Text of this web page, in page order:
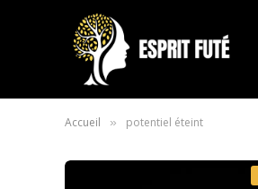
Accueil » potentiel éteint